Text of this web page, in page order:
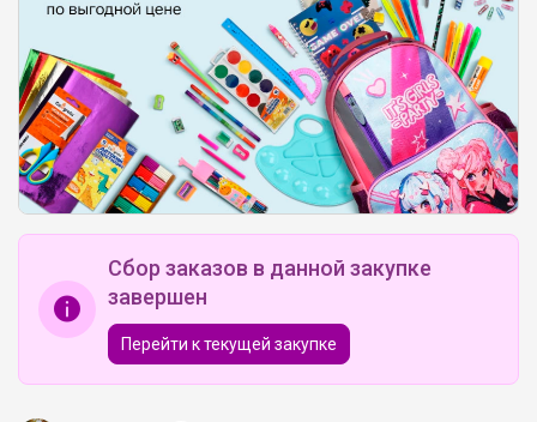
Сбор заказов в данной закупке
завершен
Перейти к текущей закупке